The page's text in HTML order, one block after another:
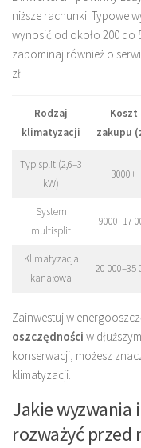
niższe rachunki. Typowe
wynosić od około 200 do
zapominaj również o
zł.
Rodzaj
klimatyzacji
Koszt
zakupu
Typ split (2,6–3
kW)
3000+
System
multisplit
9000–17
Klimatyzacja
kanałowa
20 000–35
Zainwestuj w
oszczędności w
konserwacji, możesz
klimatyzacji.
Jakie wyzwania
rozważyć przed